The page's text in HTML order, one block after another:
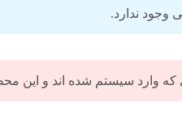
وجود ندارد.
وارد سیستم شده اند و این